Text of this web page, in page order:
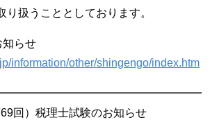
り扱うこととしております。
知らせ
information/other/shingengo/index.htm
回）税理士試験のお知らせ